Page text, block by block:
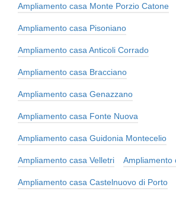
Ampliamento casa Monte Porzio Catone
Ampliamento casa Pisoniano
Ampliamento casa Anticoli Corrado
Ampliamento casa Bracciano
Ampliamento casa Genazzano
Ampliamento casa Fonte Nuova
Ampliamento casa Guidonia Montecelio
Ampliamento casa Velletri Ampliamento
Ampliamento casa Castelnuovo di Porto